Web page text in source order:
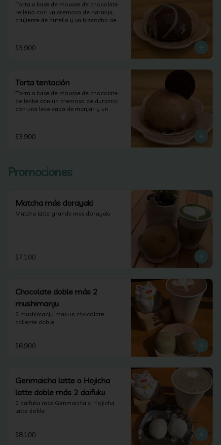
Torta a base de mousse de chocolate
relleno con un cremoso de naranja,
crujiente de nutella y un bizcocho de
$3.900
Torta tentación
Torta a base de mousse de chocolate
de leche con un cremoso de durazno
con una leve capa de manjar y un
$3.900
Promociones
Matcha más dorayaki
Matcha latte grande mas dorayaki
$7.100
Chocolate doble más 2
mushimanju
2 mushimanju mas un chocolate
caliente doble
$6.900
Genmaicha latte o Hojicha
latte doble más 2 daifuku
2 daifuku mas Genmaicha o Hojicha
latte doble
$8.100